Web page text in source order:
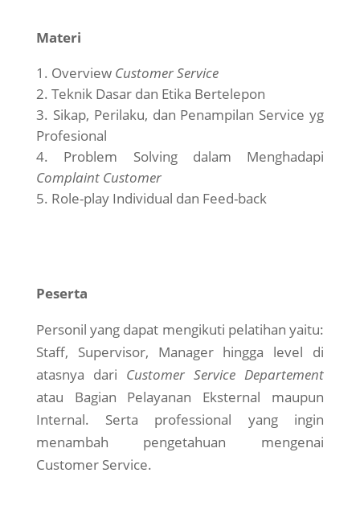
Materi
Overview Customer Service
Teknik Dasar dan Etika Bertelepon
Sikap, Perilaku, dan Penampilan Service yg
Profesional
Problem Solving dalam Menghadapi
Complaint Customer
Role-play Individual dan Feed-back
Peserta
Personil yang dapat mengikuti pelatihan yaitu:
Staff, Supervisor, Manager hingga level di
atasnya dari Customer Service Departement
atau Bagian Pelayanan Eksternal maupun
Internal. Serta professional yang ingin
menambah pengetahuan mengenai
Customer Service.